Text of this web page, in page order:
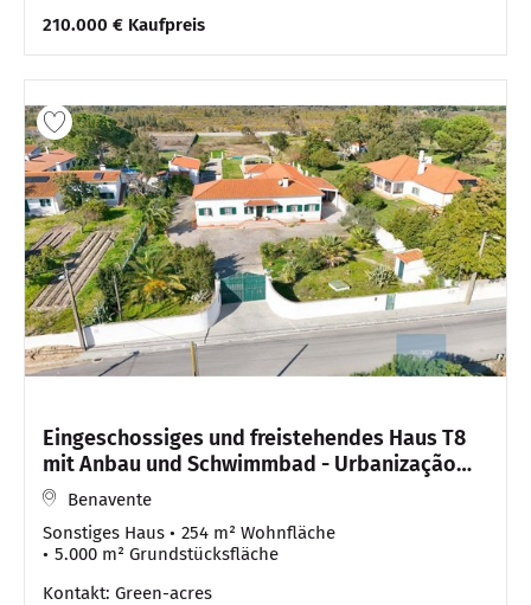
210.000 € Kaufpreis
Eingeschossiges und freistehendes Haus T8
mit Anbau und Schwimmbad - Urbanização
Foro do Sabino, Ben
Benavente
Sonstiges Haus
254 m² Wohnfläche
5.000 m² Grundstücksfläche
Kontakt: Green-acres